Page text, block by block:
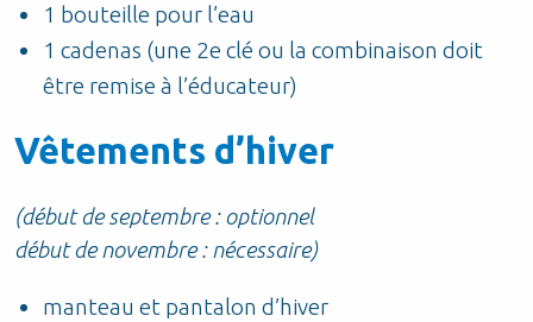
1 bouteille pour l’eau
1 cadenas (une 2e clé ou la combinaison doit
être remise à l’éducateur)
Vêtements d’hiver
(début de septembre : optionnel
début de novembre : nécessaire)
manteau et pantalon d’hiver